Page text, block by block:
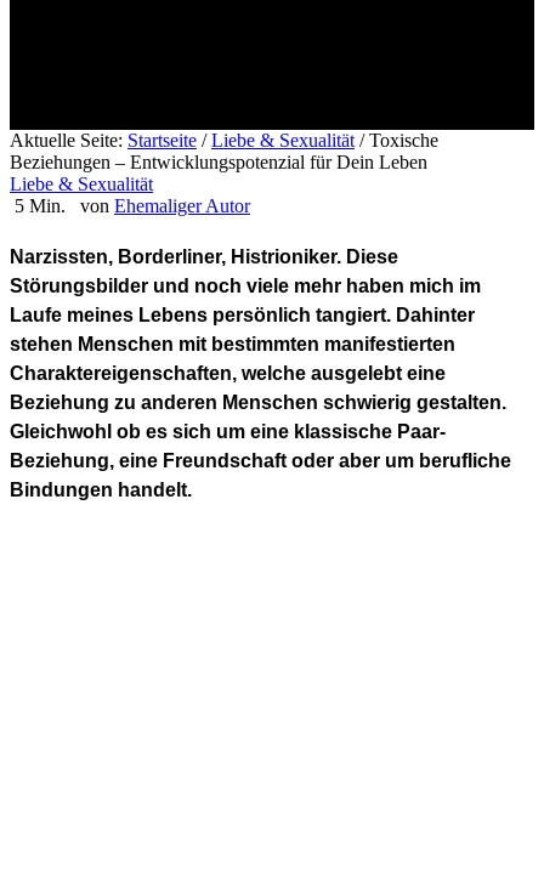
Aktuelle Seite: Startseite / Liebe & Sexualität /Toxische
Beziehungen – Entwicklungspotenzial für Dein Leben
Liebe & Sexualität
5 Min.
von Ehemaliger Autor
Narzissten, Borderliner, Histrioniker. Diese
Störungsbilder und noch viele mehr haben mich im
Laufe meines Lebens persönlich tangiert. Dahinter
stehen Menschen mit bestimmten manifestierten
Charaktereigenschaften, welche ausgelebt eine
Beziehung zu anderen Menschen schwierig gestalten.
Gleichwohl ob es sich um eine klassische Paar-
Beziehung, eine Freundschaft oder aber um berufliche
Bindungen handelt.